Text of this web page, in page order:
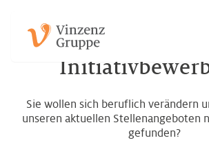
Zum Hauptinhalt
Zum Footer
Sie wollen sich beruflich verändern
unseren aktuellen Stellenangeboten
gefunden?